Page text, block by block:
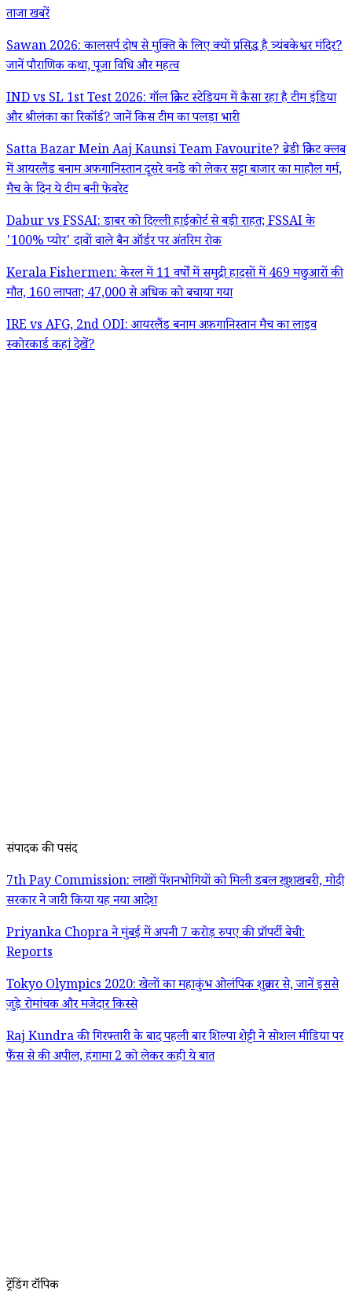
ताजा खबरें
Sawan 2026: कालसर्प दोष से मुक्ति के लिए क्यों प्रसिद्ध है त्र्यंबकेश्वर मंदिर?
जानें पौराणिक कथा, पूजा विधि और महत्व
IND vs SL 1st Test 2026: गॉल क्रिकेट स्टेडियम में कैसा रहा है टीम इंडिया
और श्रीलंका का रिकॉर्ड? जानें किस टीम का पलड़ा भारी
Satta Bazar Mein Aaj Kaunsi Team Favourite? ब्रेडी क्रिकेट क्लब
में आयरलैंड बनाम अफगानिस्तान दूसरे वनडे को लेकर सट्टा बाजार का माहौल गर्म,
मैच के दिन ये टीम बनी फेवरेट
Dabur vs FSSAI: डाबर को दिल्ली हाईकोर्ट से बड़ी राहत; FSSAI के
'100% प्योर' दावों वाले बैन ऑर्डर पर अंतरिम रोक
Kerala Fishermen: केरल में 11 वर्षों में समुद्री हादसों में 469 मछुआरों की
मौत, 160 लापता; 47,000 से अधिक को बचाया गया
IRE vs AFG, 2nd ODI: आयरलैंड बनाम अफ़गानिस्तान मैच का लाइव
स्कोरकार्ड कहां देखें?
संपादक की पसंद
7th Pay Commission: लाखों पेंशनभोगियों को मिली डबल खुशखबरी, मोदी
सरकार ने जारी किया यह नया आदेश
Priyanka Chopra ने मुंबई में अपनी 7 करोड़ रुपए की प्रॉपर्टी बेची:
Reports
Tokyo Olympics 2020: खेलों का महाकुंभ ओलंपिक शुक्रवार से, जानें इससे
जुड़े रोमांचक और मजेदार किस्से
Raj Kundra की गिरफ्तारी के बाद पहली बार शिल्पा शेट्टी ने सोशल मीडिया पर
फैंस से की अपील, हंगामा 2 को लेकर कही ये बात
ट्रेंडिंग टॉपिक